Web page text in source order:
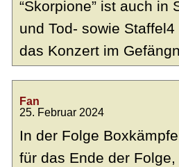
“Skorpione” ist auch in
und Tod- sowie
das Konzert im
Fan
25. Februar 2024
In der Folge
für das Ende der